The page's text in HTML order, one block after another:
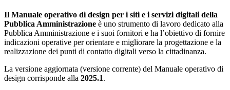
Il Manuale operativo di design per i siti e i servizi digitali della
Pubblica Amministrazione è uno strumento di lavoro dedicato alla
Pubblica Amministrazione e i suoi fornitori e ha l’obiettivo di fornire
indicazioni operative per orientare e migliorare la progettazione e la
realizzazione dei punti di contatto digitali verso la cittadinanza.
La versione aggiornata (versione corrente) del Manuale operativo di
design corrisponde alla 2025.1.